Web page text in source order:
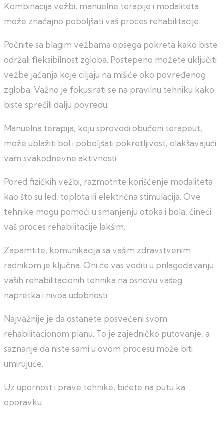
Kombinacija vežbi, manuelne terapije i modaliteta
može značajno poboljšati vaš proces rehabilitacije.
Počnite sa blagim vežbama opsega pokreta kako biste
održali fleksibilnost zgloba. Postepeno možete uključiti
vežbe jačanja koje ciljaju na mišiće oko povređenog
zgloba. Važno je fokusirati se na pravilnu tehniku kako
biste sprečili dalju povredu.
Manuelna terapija, koju sprovodi obučeni terapeut,
može ublažiti bol i poboljšati pokretljivost, olakšavajući
vam svakodnevne aktivnosti.
Pored fizičkih vežbi, razmotrite korišćenje modaliteta
kao što su led, toplota ili električna stimulacija. Ove
tehnike mogu pomoći u smanjenju otoka i bola, čineći
vaš proces rehabilitacije lakšim.
Zapamtite, komunikacija sa vašim zdravstvenim
radnikom je ključna. Oni će vas voditi u prilagođavanju
vaših rehabilitacionih tehnika na osnovu vašeg
napretka i nivoa udobnosti.
Najvažnije je da ostanete posvećeni svom
rehabilitacionom planu. To je zajedničko putovanje, a
saznanje da niste sami u ovom procesu može biti
umirujuće.
Uz upornost i prave tehnike, bićete na putu ka
oporavku.